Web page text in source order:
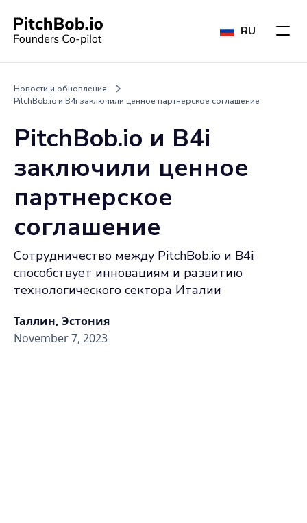
RU
Новости и обновления
PitchBob.io и B4i заключили ценное партнерское соглашение
PitchBob.io и B4i
заключили ценное
партнерское
соглашение
Сотрудничество между PitchBob.io и B4i
способствует инновациям и развитию
технологического сектора Италии
Таллин, Эстония
November 7, 2023